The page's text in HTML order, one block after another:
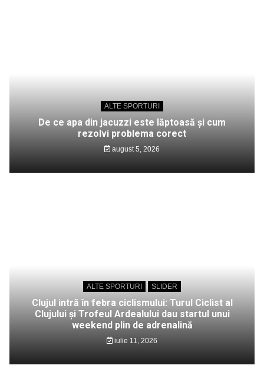
ALTE SPORTURI
De ce apa din jacuzzi este lăptoasă și cum
rezolvi problema corect
august 5, 2026
ALTE SPORTURI SLIDER
Clujul intră în febra ciclismului: Turul Ciclist al
Clujului și Trofeul Ardealului dau startul unui
weekend plin de adrenalină
iulie 11, 2026